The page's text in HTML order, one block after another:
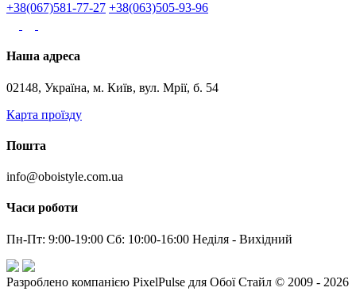
+38(067)581-77-27 +38(063)505-93-96
Наша адреса
02148, Україна, м. Київ, вул. Мрії, б. 54
Карта проїзду
Пошта
info@oboistyle.com.ua
Часи роботи
Пн-Пт: 9:00-19:00 Сб: 10:00-16:00 Неділя - Вихідний
Разроблено компанією PixelPulse для Обої Стайл © 2009 - 2026